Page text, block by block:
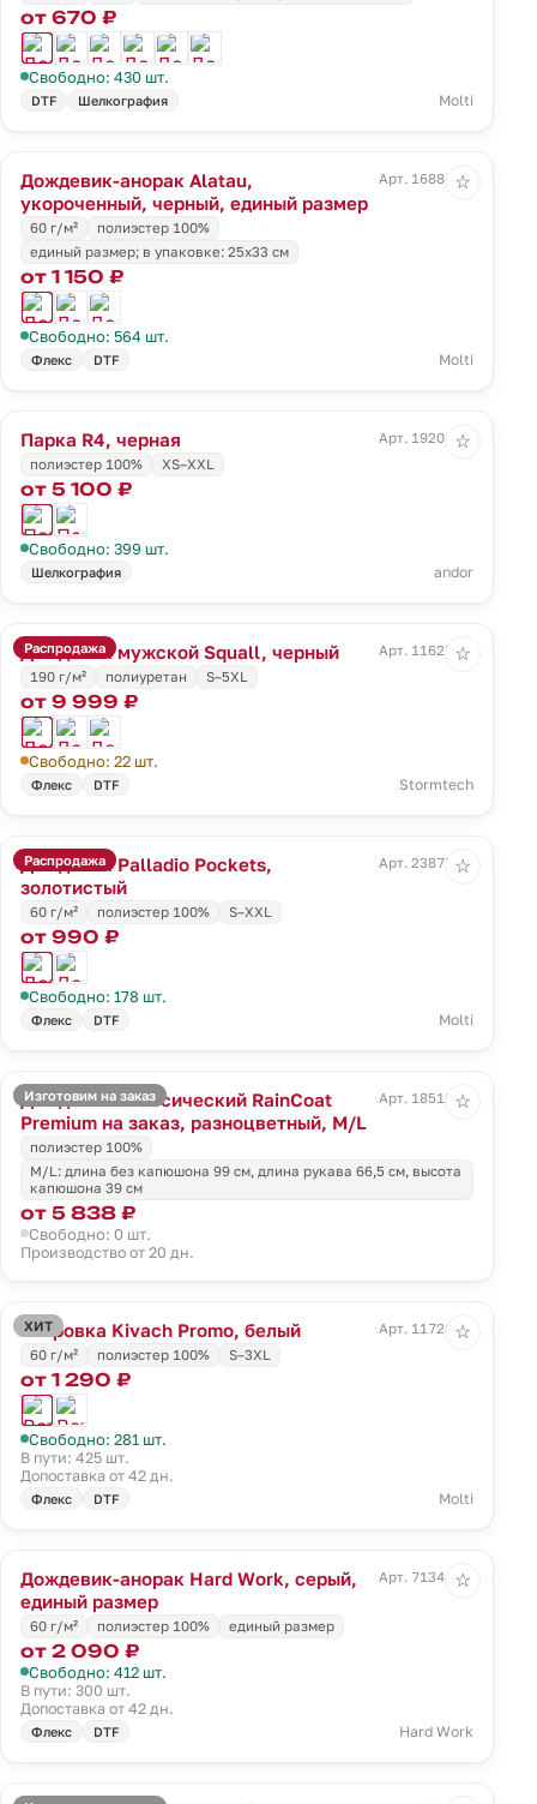
от 670 ₽
Свободно: 430 шт.
DTF Шелкография Molti
Дождевик-анорак Alatau,
укороченный, черный, единый размер
Арт. 16881.30
60 г/м²
полиэстер 100%
единый размер; в упаковке: 25x33 см
от 1 150 ₽
Свободно: 564 шт.
Флекс DTF Molti
☆
Парка R4, черная
Арт. 19204.30
полиэстер 100%
XS–XXL
от 5 100 ₽
Свободно: 399 шт.
Шелкография andor
☆
Распродажа
Дождевик мужской Squall, черный
Арт. 11627.30
190 г/м²
полиуретан S–5XL
от 9 999 ₽
Свободно: 22 шт.
Флекс DTF Stormtech
☆
Распродажа
Дождевик Palladio Pockets,
золотистый
Арт. 23877.00
60 г/м² полиэстер 100% S–XXL
от 990 ₽
Свободно: 178 шт.
Флекс DTF Molti
☆
Изготовим на заказ
Дождевик классический RainCoat
Premium на заказ, разноцветный, M/L
Арт. 18512.01
полиэстер 100%
M/L: длина без капюшона 99 см, длина рукава 66,5 см, высота
капюшона 39 см
от 5 838 ₽
Свободно: 0 шт.
Производство от 20 дн.
☆
ХИТ
Ветровка Kivach Promo, белый
Арт. 11726.60
60 г/м²
полиэстер 100% S–3XL
от 1 290 ₽
Свободно: 281 шт.
В пути: 425 шт.
Допоставка от 42 дн.
Флекс DTF Molti
☆
Дождевик-анорак Hard Work, серый,
единый размер
Арт. 71344.11
60 г/м² полиэстер 100% единый размер
от 2 090 ₽
Свободно: 412 шт.
В пути: 300 шт.
Допоставка от 42 дн.
Флекс DTF Hard Work
☆